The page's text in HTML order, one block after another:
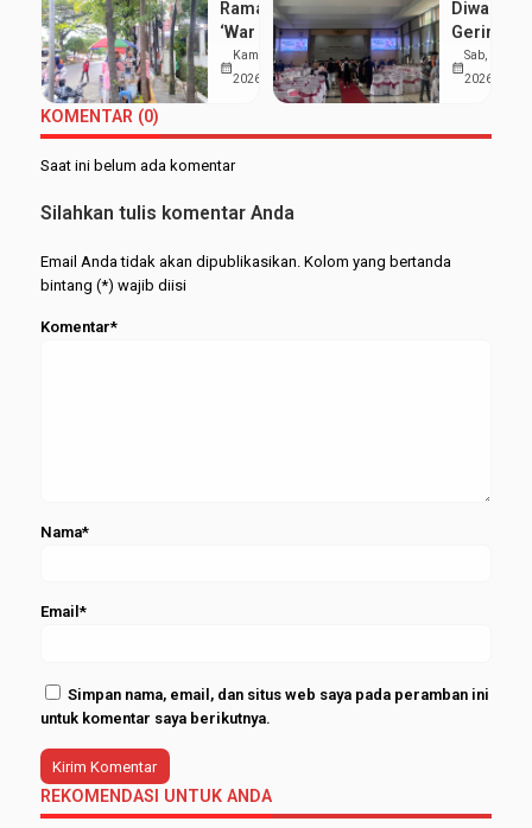
Aisyah
Sabet
Gelar
Wisudawan
dan
Prestasi
Akademik
Bisa
Serasi
Ramai
‘War Takjil’
di Sekitar
Kampus 3
Hemat
Merapat
calendar_month
Kam, 19 Mar
2026
Diwarnai
Gerimis,
UIN
calendar_month
Sab, 7 Feb
2026
KOMENTAR (0)
Saat ini belum ada komentar
Silahkan tulis komentar Anda
Email Anda tidak akan dipublikasikan. Kolom yang bertanda
bintang (*) wajib diisi
Komentar*
Nama*
Email*
Simpan nama, email, dan situs web saya pada peramban ini
untuk komentar saya berikutnya.
REKOMENDASI UNTUK ANDA